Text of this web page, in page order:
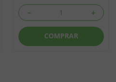
＋
－
COMPRAR